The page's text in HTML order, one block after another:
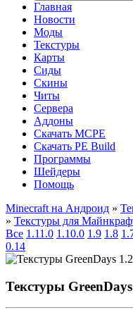
Главная
Новости
Моды
Текстуры
Карты
Сиды
Cкины
Читы
Сервера
Аддоны
Скачать MCPE
Скачать PE Build
Программы
Шейдеры
Помощь
Minecraft на Андроид »
» Текстуры для
Все 1.11.0 1.10.0 1.9 1.8
0.14
Текстуры